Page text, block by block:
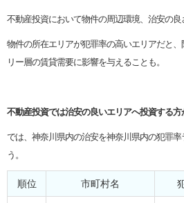
不動産投資において物件の周辺環境、治安の良
物件の所在エリアが犯罪率の高いエリアだと
リー層の賃貸需要に影響を与えることも。
不動産投資では治安の良いエリアへ投資する方
では、神奈川県内の治安を神奈川県内の犯罪
う。
順位 市町村名